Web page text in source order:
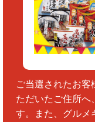
ご当選されたお客
ただいたご住所へ
す。また、グルメ